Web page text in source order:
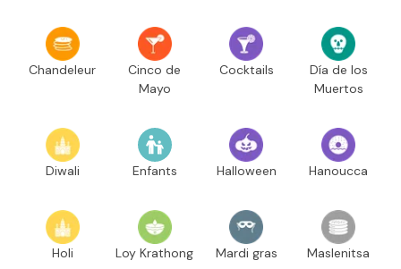
Chandeleur
Cinco de
Mayo
Cocktails
Día de los
Muertos
Diwali Enfants Halloween Hanoucca
Holi Loy Krathong Mardi gras Maslenitsa